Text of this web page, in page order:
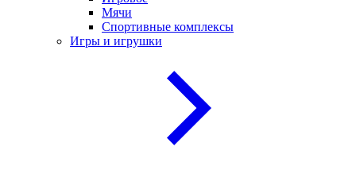
Мячи
Спортивные комплексы
Игры и игрушки